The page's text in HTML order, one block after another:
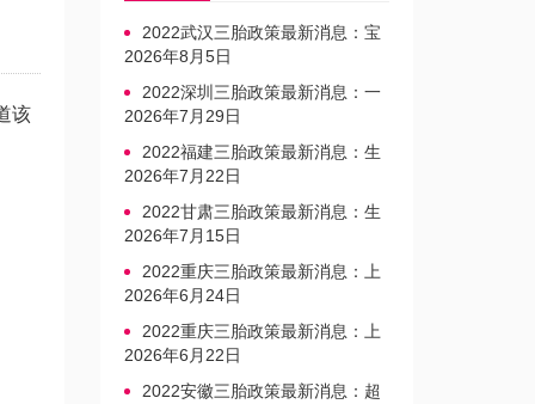
该
2022武汉三胎政策最新消息：宝
宝上户口不再罚款
2026年8月5日
2022深圳三胎政策最新消息：一
文读懂上户口是否罚款
2026年7月29日
2022福建三胎政策最新消息：生
育奖励发放迎新标准
2026年7月22日
2022甘肃三胎政策最新消息：生
育产假不享受带薪福利
2026年7月15日
2022重庆三胎政策最新消息：上
户口、办准生证指南
2026年6月24日
2022重庆三胎政策最新消息：上
户口、办准生证指南
2026年6月22日
2022安徽三胎政策最新消息：超